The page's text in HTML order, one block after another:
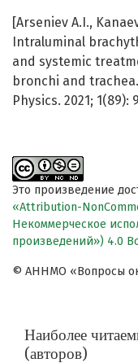
[Arseniev A.I.,
Intraluminal
and systemic
bronchi and
Physics. 2021; 1(89):
Это произведение
«Attribution-
Некоммерческое
произведений») 4.0
© АННМО «Вопросы
Наиболее
(авторов)